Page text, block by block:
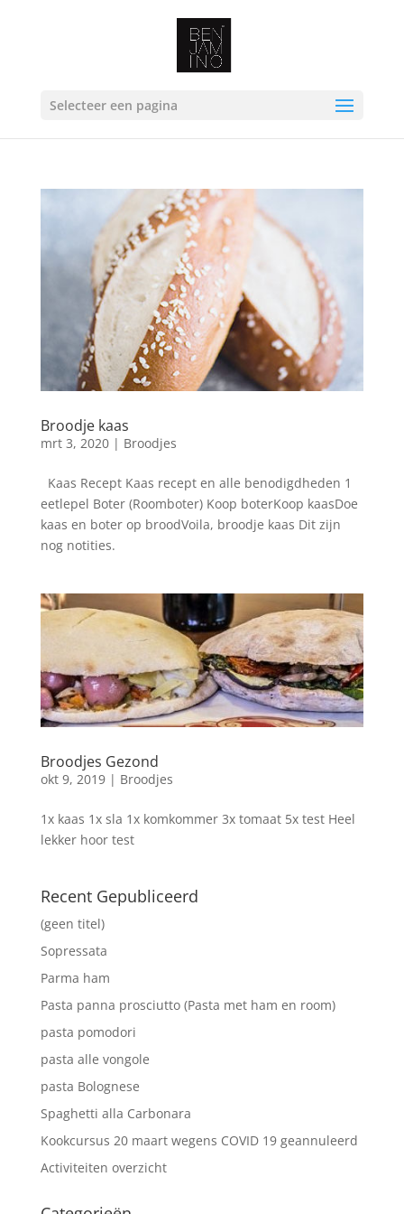
Selecteer een pagina
Broodje kaas
mrt 3, 2020| Broodjes
Kaas Recept Kaas recept en alle benodigdheden 1
eetlepel Boter (Roomboter) Koop boterKoop kaasDoe
kaas en boter op broodVoila, broodje kaas Dit zijn
nog notities.
Broodjes Gezond
okt 9, 2019| Broodjes
1x kaas 1x sla 1x komkommer 3x tomaat 5x test Heel
lekker hoor test
Recent Gepubliceerd
(geen titel)
Sopressata
Parma ham
Pasta panna prosciutto (Pasta met ham en room)
pasta pomodori
pasta alle vongole
pasta Bolognese
Spaghetti alla Carbonara
Kookcursus 20 maart wegens COVID 19 geannuleerd
Activiteiten overzicht